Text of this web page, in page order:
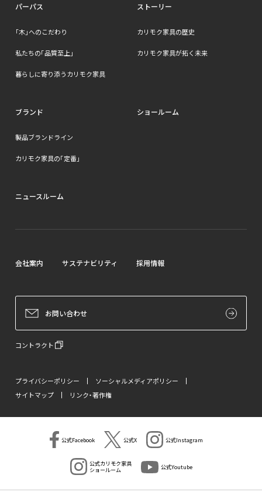
パーパス
｢木」へのこだわり
私たちの「品質至上」
暮らしに寄り添うカリモク家具
ストーリー
カリモク家具の歴史
カリモク家具が拓く未来
ブランド
製品ブランドライン
カリモク家具の「定番」
ショールーム
ニュースルーム
会社案内 サステナビリティ 採用情報
お問い合わせ
コントラクト
プライバシーポリシー
ソーシャルメディアポリシー
サイトマップ
リンク・著作権
公式Facebook 公式X 公式Instagram
公式カリモク家具
ショールーム
公式Youtube